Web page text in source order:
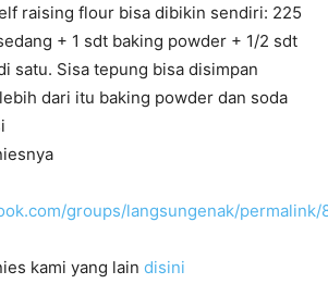
raising flour bisa dibikin sendiri: 225
+ 1 sdt baking powder + 1/2 sdt
satu. Sisa tepung bisa disimpan
dari itu baking powder dan soda
groups/langsungenak/
kami yang lain disini